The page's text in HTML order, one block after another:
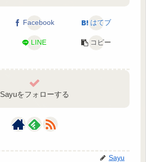
Facebook はてブ
LINE コピー
Sayuをフォローする
Sayu